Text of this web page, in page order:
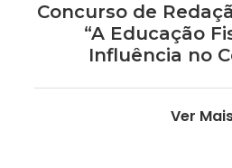
Concurso de
“A Educação
Influência no
Ver